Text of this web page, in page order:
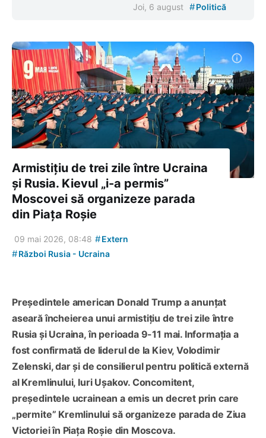
Joi, 6 august #Politică
Armistițiu de trei zile între Ucraina
și Rusia. Kievul „i-a permis”
Moscovei să organizeze parada
din Piața Roșie
09 mai 2026, 08:48 #Extern
#Război Rusia - Ucraina
Președintele american Donald Trump a anunțat
aseară încheierea unui armistițiu de trei zile între
Rusia și Ucraina, în perioada 9-11 mai. Informația a
fost confirmată de liderul de la Kiev, Volodimir
Zelenski, dar și de consilierul pentru politică externă
al Kremlinului, Iuri Ușakov. Concomitent,
președintele ucrainean a emis un decret prin care
„permite” Kremlinului să organizeze parada de Ziua
Victoriei în Piața Roșie din Moscova.